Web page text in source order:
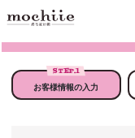
STEP.1
お客様情報の入力